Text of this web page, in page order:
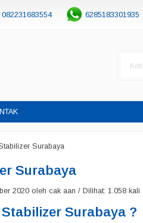
082231683554 6285183301935
Surabaya
Surabaya
2020 oleh cak aan / Dilihat: 1.058 kali
Surabaya ?